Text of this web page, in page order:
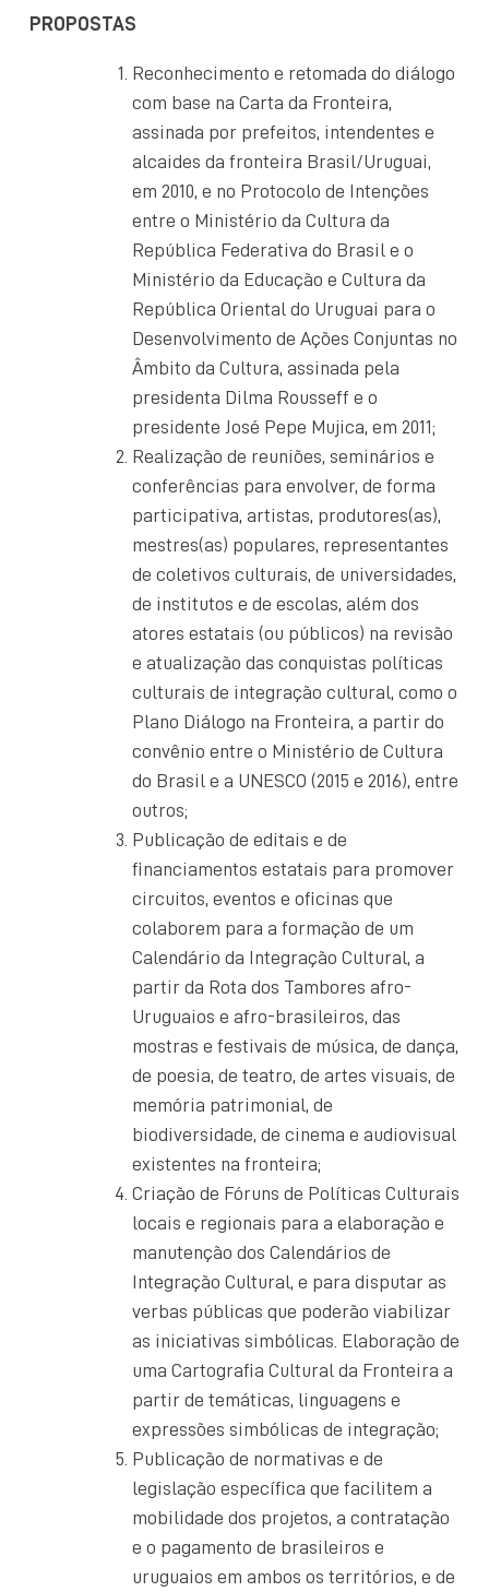
PROPOSTAS
Reconhecimento e retomada do diálogo
com base na Carta da Fronteira,
assinada por prefeitos, intendentes e
alcaides da fronteira Brasil/Uruguai,
em 2010, e no Protocolo de Intenções
entre o Ministério da Cultura da
República Federativa do Brasil e o
Ministério da Educação e Cultura da
República Oriental do Uruguai para o
Desenvolvimento de Ações Conjuntas no
Âmbito da Cultura, assinada pela
presidenta Dilma Rousseff e o
presidente José Pepe Mujica, em 2011;
Realização de reuniões, seminários e
conferências para envolver, de forma
participativa, artistas, produtores(as),
mestres(as) populares, representantes
de coletivos culturais, de universidades,
de institutos e de escolas, além dos
atores estatais (ou públicos) na revisão
e atualização das conquistas políticas
culturais de integração cultural, como o
Plano Diálogo na Fronteira, a partir do
convênio entre o Ministério de Cultura
do Brasil e a UNESCO (2015 e 2016), entre
outros;
Publicação de editais e de
financiamentos estatais para promover
circuitos, eventos e oficinas que
colaborem para a formação de um
Calendário da Integração Cultural, a
partir da Rota dos Tambores afro-
Uruguaios e afro-brasileiros, das
mostras e festivais de música, de dança,
de poesia, de teatro, de artes visuais, de
memória patrimonial, de
biodiversidade, de cinema e audiovisual
existentes na fronteira;
Criação de Fóruns de Políticas Culturais
locais e regionais para a elaboração e
manutenção dos Calendários de
Integração Cultural, e para disputar as
verbas públicas que poderão viabilizar
as iniciativas simbólicas. Elaboração de
uma Cartografia Cultural da Fronteira a
partir de temáticas, linguagens e
expressões simbólicas de integração;
Publicação de normativas e de
legislação específica que facilitem a
mobilidade dos projetos, a contratação
e o pagamento de brasileiros e
uruguaios em ambos os territórios, e de